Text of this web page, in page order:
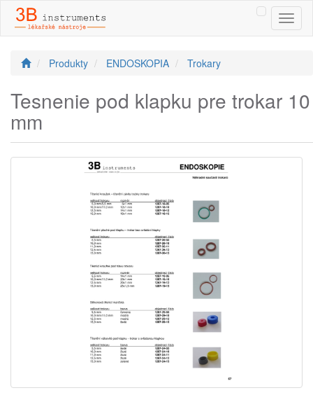
Produkty ENDOSKOPIA Trokary
Tesnenie pod klapku pre trokar 10
mm